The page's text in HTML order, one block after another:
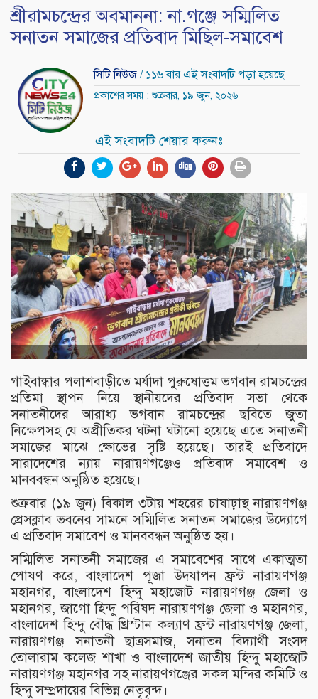
শ্রীরামচন্দ্রের অবমাননা: না.গঞ্জে সম্মিলিত
সনাতন সমাজের প্রতিবাদ মিছিল-সমাবেশ
সিটি নিউজ / ১১৬ বার এই সংবাদটি পড়া হয়েছে
প্রকাশের সময় : শুক্রবার, ১৯ জুন, ২০২৬
এই সংবাদটি শেয়ার করুনঃ
গাইবান্ধার পলাশবাড়ীতে মর্যাদা পুরুষোত্তম ভগবান রামচন্দ্রের
প্রতিমা স্থাপন নিয়ে স্থানীয়দের প্রতিবাদ সভা থেকে
সনাতনীদের আরাধ্য ভগবান রামচন্দ্রের ছবিতে জুতা
নিক্ষেপসহ যে অপ্রীতিকর ঘটনা ঘটানো হয়েছে এতে সনাতনী
সমাজের মাঝে ক্ষোভের সৃষ্টি হয়েছে। তারই প্রতিবাদে
সারাদেশের ন্যায় নারায়ণগঞ্জেও প্রতিবাদ সমাবেশ ও
মানববন্ধন অনুষ্ঠিত হয়েছে।
শুক্রবার (১৯ জুন) বিকাল ৩টায় শহরের চাষাঢ়াস্থ নারায়ণগঞ্জ
প্রেসক্লাব ভবনের সামনে সম্মিলিত সনাতন সমাজের উদ্যোগে
এ প্রতিবাদ সমাবেশ ও মানববন্ধন অনুষ্ঠিত হয়।
সম্মিলিত সনাতনী সমাজের এ সমাবেশের সাথে একাত্মতা
পোষণ করে, বাংলাদেশ পূজা উদযাপন ফ্রন্ট নারায়ণগঞ্জ
মহানগর, বাংলাদেশ হিন্দু মহাজোট নারায়ণগঞ্জ জেলা ও
মহানগর, জাগো হিন্দু পরিষদ নারায়ণগঞ্জ জেলা ও মহানগর,
বাংলাদেশ হিন্দু বৌদ্ধ খ্রিস্টান কল্যাণ ফ্রন্ট নারায়ণগঞ্জ জেলা,
নারায়ণগঞ্জ সনাতনী ছাত্রসমাজ, সনাতন বিদ্যার্থী সংসদ
তোলারাম কলেজ শাখা ও বাংলাদেশ জাতীয় হিন্দু মহাজোট
নারায়ণগঞ্জ মহানগর সহ নারায়ণগঞ্জের সকল মন্দির কমিটি ও
হিন্দু সম্প্রদায়ের বিভিন্ন নেতৃবৃন্দ।